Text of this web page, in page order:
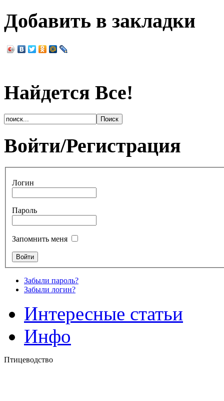
Добавить в закладки
Найдется Все!
Войти/Регистрация
Логин
Пароль
Запомнить меня
Забыли пароль?
Забыли логин?
Интересные статьи
Инфо
Птицеводство